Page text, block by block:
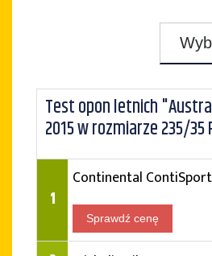
Test opon letnich
2015 w rozmiarze 235/35
1
Continental
Sprawdź cenę